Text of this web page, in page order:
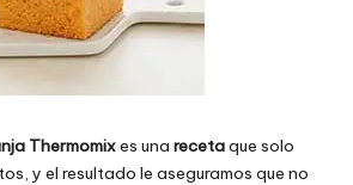
Thermomixes una recetaque solo
y el resultado le aseguramos que no